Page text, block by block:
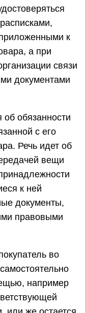
к
а при
связи
документами
об обязанности
с его
Речь идет об
вещи
к ней
документы,
правовыми
во
например